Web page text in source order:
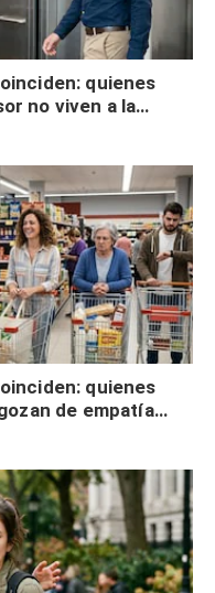
quienes
no viven a la
quienes
de empatía
autocontrol